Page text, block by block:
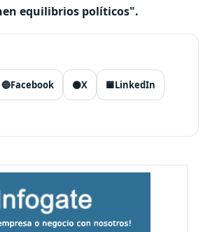
equilibrios políticos".
🔵Facebook ⚫X 🟦LinkedIn